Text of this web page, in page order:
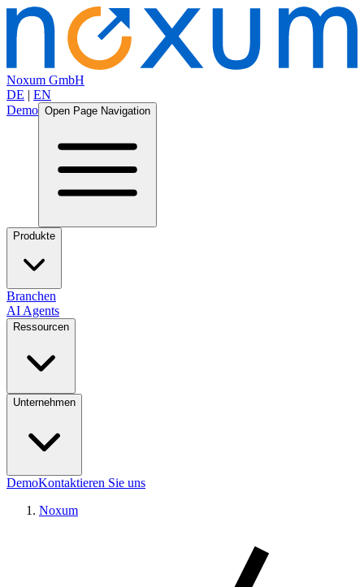
Noxum GmbH
DE | EN
Demo Open Page Navigation
Produkte
Branchen
AI Agents
Ressourcen
Unternehmen
DemoKontaktieren Sie uns
Noxum